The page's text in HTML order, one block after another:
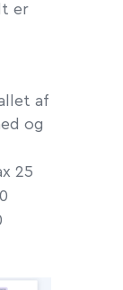
er
af
og
25